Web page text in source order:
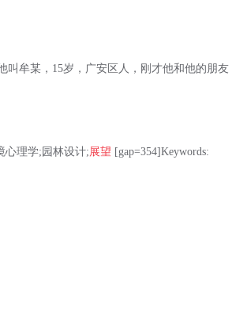
叫牟某，15岁，广安区人，刚才他和他的朋友
心理学;园林设计;展望 [gap=354]Keywords: